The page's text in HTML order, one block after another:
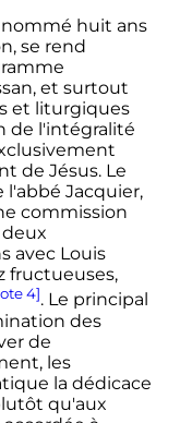
nommé huit ans
se rend
et surtout
et liturgiques
de l'intégralité
de Jésus. Le
l'abbé Jacquier,
commission
avec Louis
fructueuses,
4]. Le principal
des
de
les
la dédicace
qu'aux